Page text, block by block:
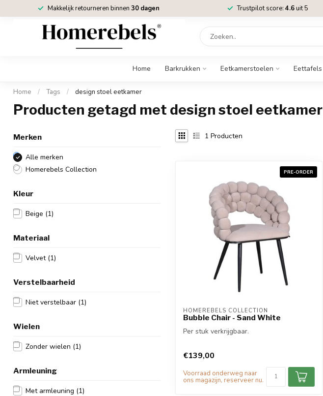
Makkelijk retourneren binnen 30 dagen Trustpilot score: 4.6uit 5
Home Barkrukken Eetkamerstoelen Eettafels
Home / Tags / design stoel eetkamer
Producten getagd met design stoel eetkamer
Merken
Alle merken
Homerebels Collection
Kleur
Beige (1)
Materiaal
Velvet (1)
Verstelbaarheid
Niet verstelbaar (1)
Wielen
Zonder wielen (1)
Armleuning
Met armleuning (1)
1 Producten
PRE-ORDER
HOMEREBELS COLLECTION
Bubble Chair - Sand White
Per stuk verkrijgbaar.
€139,00
Voorraad onderweg naar
ons magazijn, reserveer nu.